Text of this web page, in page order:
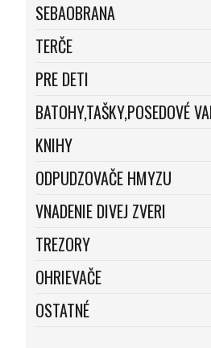
SEBAOBRANA
TERČE
PRE DETI
KNIHY
ODPUDZOVAČE HMYZU
VNADENIE DIVEJ ZVERI
TREZORY
OHRIEVAČE
OSTATNÉ